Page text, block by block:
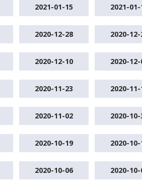
2021-01-15 2021-01-
2020-12-28 2020-12-
2020-12-10 2020-12-
2020-11-23 2020-11-
2020-11-02 2020-10-
2020-10-19 2020-10-
2020-10-06 2020-10-